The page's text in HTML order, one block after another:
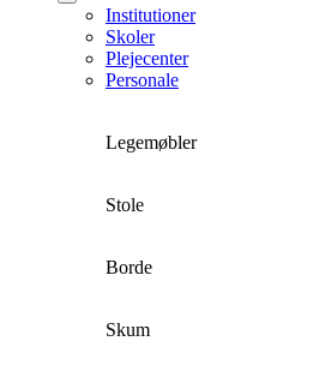
Institutioner
Skoler
Plejecenter
Personale
Legemøbler
Stole
Borde
Skum